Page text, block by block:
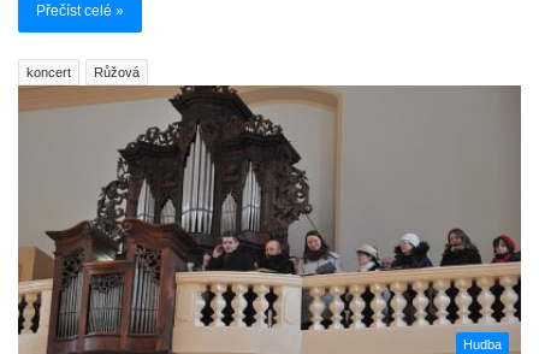
Přečíst celé »
koncert Růžová
Hudba